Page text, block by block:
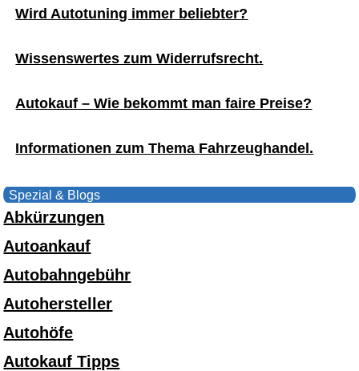
Wird Autotuning immer beliebter?
Wissenswertes zum Widerrufsrecht.
Autokauf – Wie bekommt man faire Preise?
Informationen zum Thema Fahrzeughandel.
Spezial & Blogs
Abkürzungen
Autoankauf
Autobahngebühr
Autohersteller
Autohöfe
Autokauf Tipps